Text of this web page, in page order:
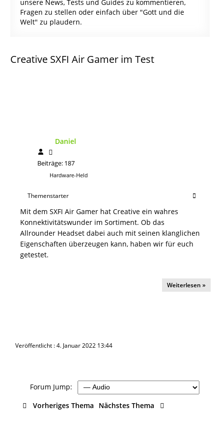
unsere News, Tests und Guides zu kommentieren,
Fragen zu stellen oder einfach über "Gott und die
Welt" zu plaudern.
Creative SXFI Air Gamer im Test
Daniel
Beiträge: 187
Hardware-Held
Themenstarter
Mit dem SXFI Air Gamer hat Creative ein wahres
Konnektivitätswunder im Sortiment. Ob das
Allrounder Headset dabei auch mit seinen klanglichen
Eigenschaften überzeugen kann, haben wir für euch
getestet.
Weiterlesen »
Veröffentlicht : 4. Januar 2022 13:44
Forum Jump:
Vorheriges Thema
Nächstes Thema